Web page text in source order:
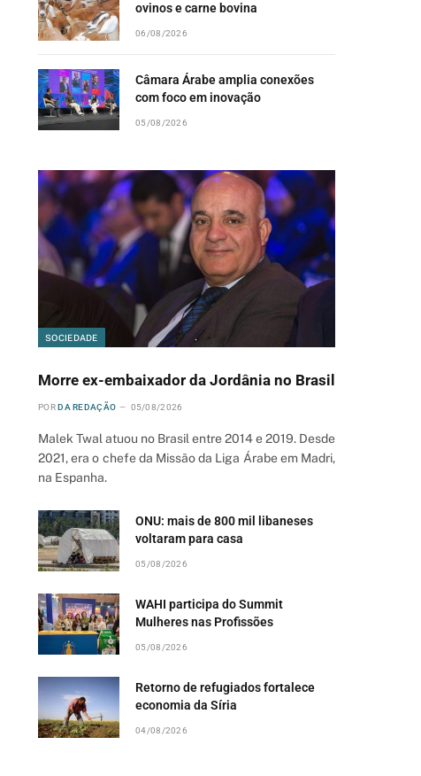
ovinos e carne bovina
06/08/2026
Câmara Árabe amplia conexões
com foco em inovação
05/08/2026
SOCIEDADE
Morre ex-embaixador da Jordânia no Brasil
POR DA REDAÇÃO 05/08/2026
Malek Twal atuou no Brasil entre 2014 e 2019. Desde
2021, era o chefe da Missão da Liga Árabe em Madri,
na Espanha.
ONU: mais de 800 mil libaneses
voltaram para casa
05/08/2026
WAHI participa do Summit
Mulheres nas Profissões
05/08/2026
Retorno de refugiados fortalece
economia da Síria
04/08/2026